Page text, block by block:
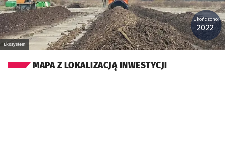
Ekosystem
Ukończono:
2022
MAPA Z LOKALIZACJĄ INWESTYCJI